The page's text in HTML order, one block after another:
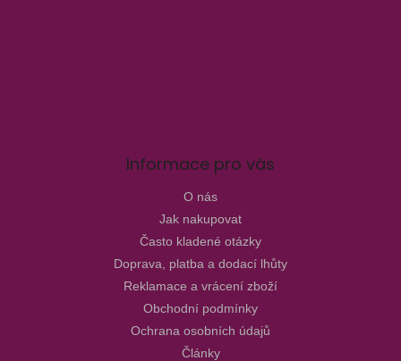
Informace pro vás
O nás
Jak nakupovat
Často kladené otázky
Doprava, platba a dodací lhůty
Reklamace a vrácení zboží
Obchodní podmínky
Ochrana osobních údajů
Články